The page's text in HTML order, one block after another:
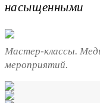
насыщенными
Мастер-классы.
мероприятий.